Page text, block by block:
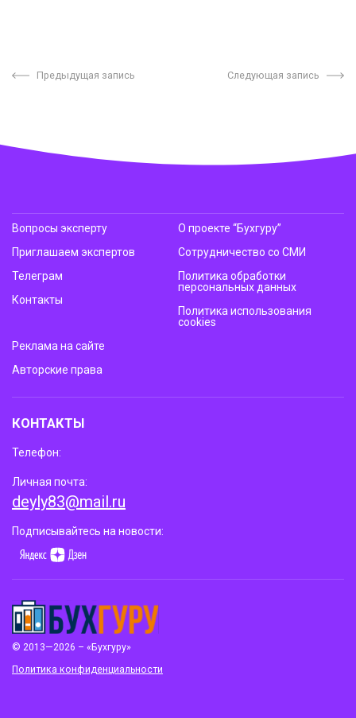
Предыдущая запись Следующая запись
© 2013—2026 – «Бухгуру»
Политика конфиденциальности
Вопросы эксперту
Приглашаем экспертов
Телеграм
Контакты
О проекте “Бухгуру”
Сотрудничество со СМИ
Политика обработки
персональных данных
Политика использования
cookies
Реклама на сайте
Авторские права
КОНТАКТЫ
Телефон:
Личная почта:
deyly83@mail.ru
Подписывайтесь на новости: